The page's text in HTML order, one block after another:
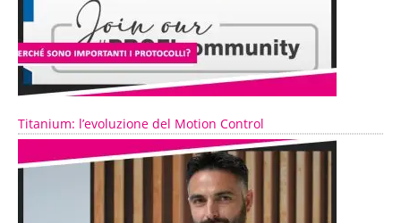
Titanium: l’evoluzione del Motion Control